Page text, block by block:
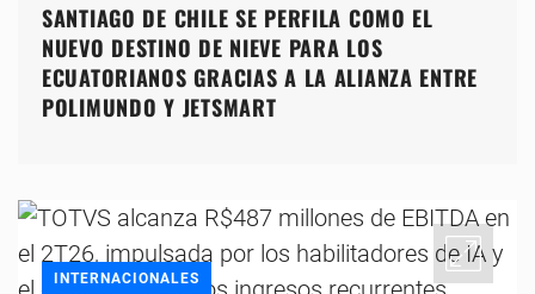
SANTIAGO DE CHILE SE PERFILA COMO EL
NUEVO DESTINO DE NIEVE PARA LOS
ECUATORIANOS GRACIAS A LA ALIANZA ENTRE
POLIMUNDO Y JETSMART
INTERNACIONALES